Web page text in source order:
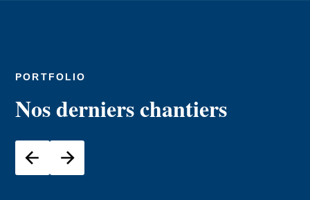
PORTFOLIO
Nos derniers chantiers